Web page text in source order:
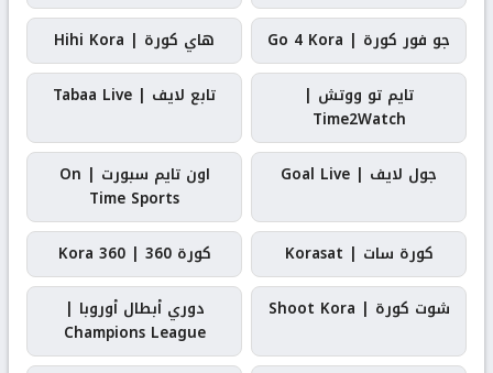
جو فور كورة | Go 4 Kora
هاي كورة | Hihi Kora
تايم تو ووتش |
Time2Watch
تابع لايف | Tabaa Live
جول لايف | Goal Live
اون تايم سبورت | On
Time Sports
كورة سات | Korasat
كورة 360 | Kora 360
شوت كورة | Shoot Kora
دوري أبطال أوروبا |
Champions League